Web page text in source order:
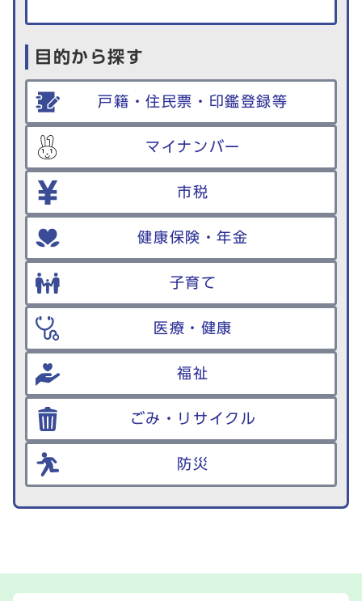
目的から探す
戸籍・住民票・印鑑登録等
マイナンバー
市税
健康保険・年金
子育て
医療・健康
福祉
ごみ・リサイクル
防災